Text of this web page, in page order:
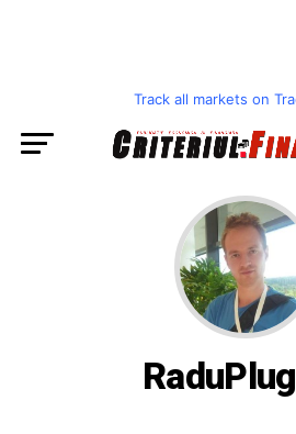
Track all markets on